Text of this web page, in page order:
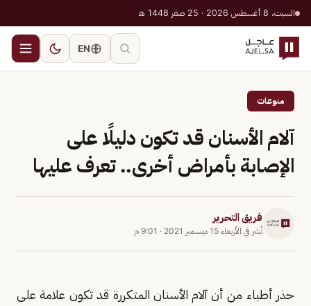
السبت، 8 أغسطس 2026 · 25 صفر 1448 هـ
EN
منوعات
آلام الأسنان قد تكون دليلًا على
الإصابة بأمراض أخرى.. تعرف عليها
فريق التحرير
نُشر في الأربعاء 15 ديسمبر 2021 · 9:01 م
حذر أطباء من أن آلام الأسنان المتكررة قد تكون علامة على